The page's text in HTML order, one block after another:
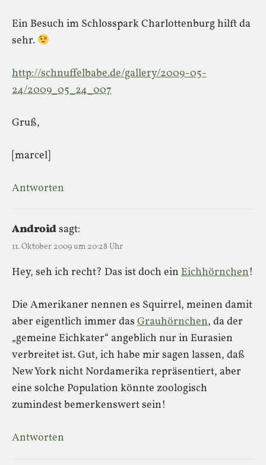
Ein Besuch im Schlosspark Charlottenburg hilft da
sehr.
http://schnuffelbabe.de/gallery/2009-05-
24/2009_05_24_007
Gruß,
[marcel]
Antworten
Androidsagt:
11. Oktober 2009 um 20:28 Uhr
Hey, seh ich recht? Das ist doch ein Eichhörnchen!
Die Amerikaner nennen es Squirrel, meinen damit
aber eigentlich immer das Grauhörnchen, da der
„gemeine Eichkater“ angeblich nur in Eurasien
verbreitet ist. Gut, ich habe mir sagen lassen, daß
New York nicht Nordamerika repräsentiert, aber
eine solche Population könnte zoologisch
zumindest bemerkenswert sein!
Antworten